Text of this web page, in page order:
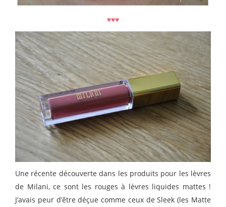
♥♥♥
Une récente découverte dans les produits pour les lèvres
de Milani, ce sont les rouges à lèvres liquides mattes !
J’avais peur d’être déçue comme ceux de Sleek (les Matte